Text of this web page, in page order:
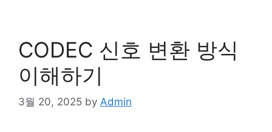
CODEC 신호 변환 방식
이해하기
3월 20, 2025 by Admin